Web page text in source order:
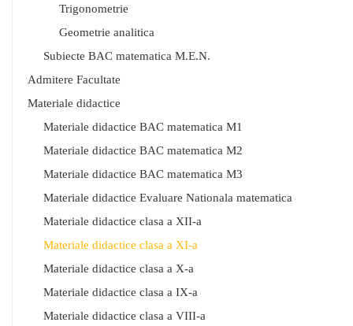
Trigonometrie
Geometrie analitica
Subiecte BAC matematica M.E.N.
Admitere Facultate
Materiale didactice
Materiale didactice BAC matematica M1
Materiale didactice BAC matematica M2
Materiale didactice BAC matematica M3
Materiale didactice Evaluare Nationala matematica
Materiale didactice clasa a XII-a
Materiale didactice clasa a XI-a
Materiale didactice clasa a X-a
Materiale didactice clasa a IX-a
Materiale didactice clasa a VIII-a